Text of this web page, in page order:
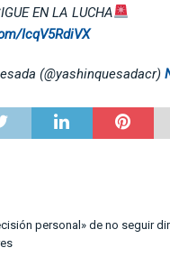
EN LA LUCHA
IcqV5RdiVX
(@yashinquesadacr)
personal» de no seguir